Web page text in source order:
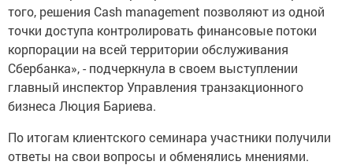
того, решения Cash management позволяют из одной
точки доступа контролировать финансовые потоки
корпорации на всей территории обслуживания
Сбербанка», - подчеркнула в своем выступлении
главный инспектор Управления транзакционного
бизнеса Люция Бариева.
По итогам клиентского семинара участники получили
ответы на свои вопросы и обменялись мнениями.